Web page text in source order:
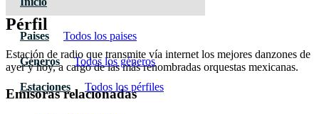
Paises Todos los paises
Géneros Todos los géneros
Estaciones Todos los pérfiles
Pérfil
Estación de radio que transmite vía internet los mejores danzones de
ayer y hoy, a cargo de las más renombradas orquestas mexicanas.
Emisoras relacionadas